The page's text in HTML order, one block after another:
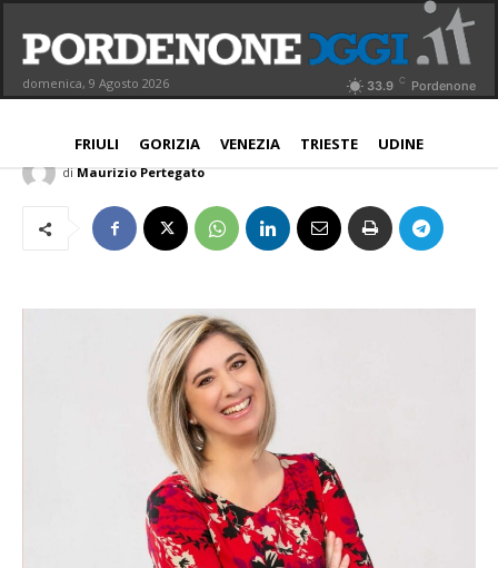
domenica, 9 Agosto 2026 33.9 C Pordenone
FRIULI GORIZIA VENEZIA TRIESTE UDINE
Due idee per il nuovo stadio.
Anticipazioni di Amirante
PORDENONE
di Maurizio Pertegato